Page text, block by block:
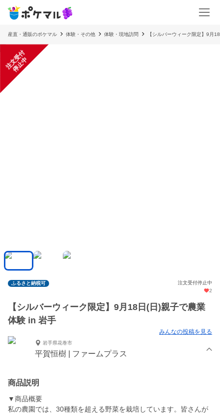
産直・通販のポケマル 体験・その他 体験・現地訪問 【シルバーウィーク限定】9月
注
文
受
付
停
止
中
ふるさと納税可
注文受付停止中
2
【シルバーウィーク限定】9月18日(日)親子で農業
体験 in 岩手
みんなの投稿を見る
岩手県花巻市
平賀恒樹 | ファームプラス
商品説明
▼商品概要
私の農園では、30種類を超える野菜を栽培しています。皆さんが